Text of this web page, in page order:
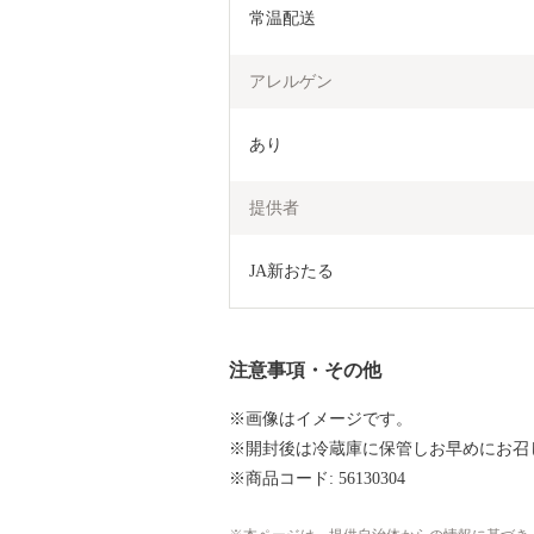
常温配送
アレルゲン
あり
提供者
JA新おたる
注意事項・その他
※画像はイメージです。
※開封後は冷蔵庫に保管しお早めにお召
※商品コード: 56130304